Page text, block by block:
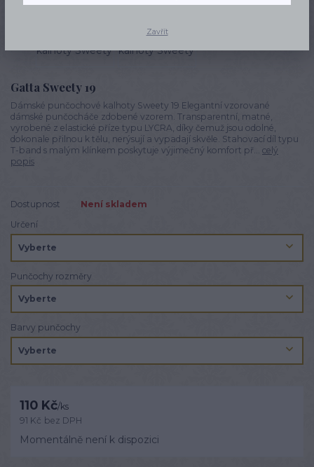
Gatta Sweety 19
Dámské punčochové kalhoty Sweety 19 Elegantní vzorované
dámské punčocháče zdobené vzorem. Transparentní, matné,
vyrobené z elastické příze typu LYCRA, díky čemuž jsou odolné,
dokonale přilnou k tělu, nerýsují a vypadají skvěle. Stahovací díl typu
T-band s malým klínkem poskytuje výjimečný komfort př... celý
popis
Dostupnost
Není skladem
Určení
Punčochy rozměry
Barvy punčochy
110 Kč/ks
91 Kč bez DPH
Momentálně není k dispozici
Zavřít